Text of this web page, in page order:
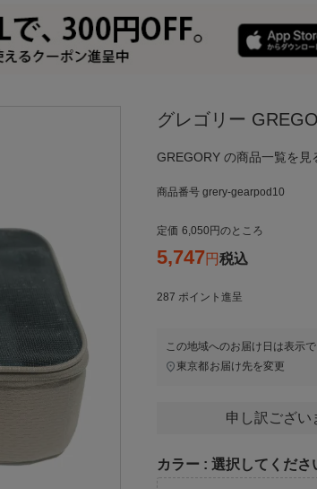
グレゴリー
GREGORY の商品一覧を見
商品番号 grery-gearpod10
定価 6,050 のところ
5,747 税込
287 ポイント進呈
この地域へのお届け日は表示
東京都お届け先を変更
申し訳ござい
カラー 選択してくださ